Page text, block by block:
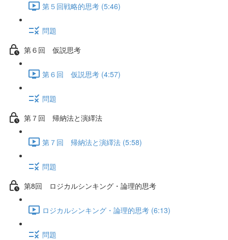
第５回戦略的思考 (5:46)
問題
第６回 仮説思考
第６回 仮説思考 (4:57)
問題
第７回 帰納法と演繹法
第７回 帰納法と演繹法 (5:58)
問題
第8回 ロジカルシンキング・論理的思考
ロジカルシンキング・論理的思考 (6:13)
問題